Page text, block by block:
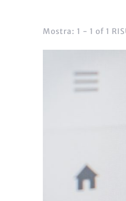
Mostra: 1 - 1 of 1